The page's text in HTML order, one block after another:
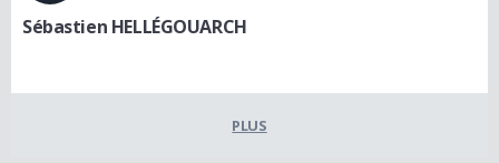
Sébastien HELLÉGOUARCH
PLUS